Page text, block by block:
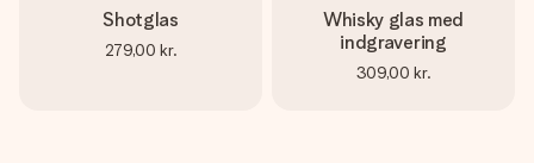
Shotglas
279,00 kr.
Whisky glas med
indgravering
309,00 kr.